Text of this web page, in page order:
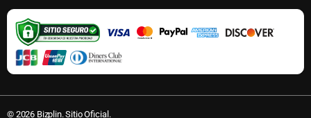
© 2026 Bizplin. Sitio Oficial.